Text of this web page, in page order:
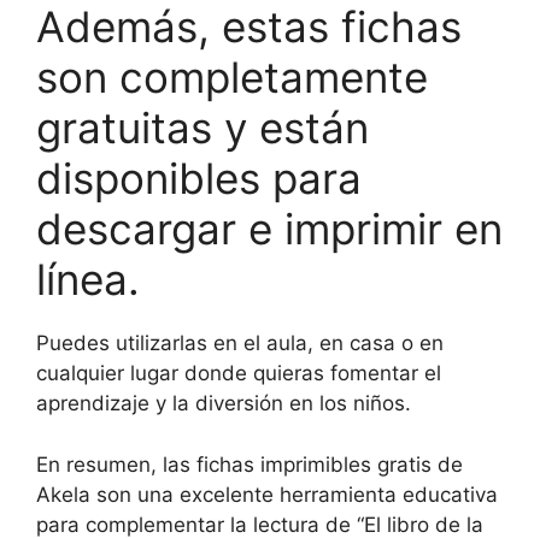
Además, estas fichas
son completamente
gratuitas y están
disponibles para
descargar e imprimir en
línea.
Puedes utilizarlas en el aula, en casa o en
cualquier lugar donde quieras fomentar el
aprendizaje y la diversión en los niños.
En resumen, las fichas imprimibles gratis de
Akela son una excelente herramienta educativa
para complementar la lectura de “El libro de la